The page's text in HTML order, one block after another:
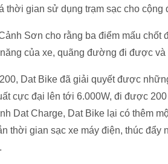
thời gian sử dụng trạm sạc cho cộng
Sơn cho rằng ba điểm mấu
của xe, quãng đường đi được
Dat Bike đã giải quyết được
cực đại lên tới 6.000W, đi được
Dat Charge, Dat Bike lại có thêm
thời gian sạc xe máy điện, thúc